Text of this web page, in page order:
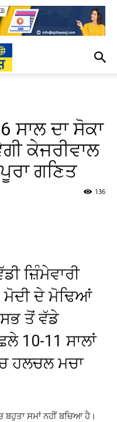
ਸਾਲ ਦਾ ਸੋਕਾ
ਕੇਜਰੀਵਾਲ
ਗਣਿਤ
136
ਜ਼ਿੰਮੇਵਾਰੀ
ਮੋਦੀ ਦੇ ਮੋਢਿਆਂ
ਸਭ ਤੋਂ ਵੱਡੇ
10-11 ਸਾਲਾਂ
ਹਲਚਲ ਮਚਾ
ਬਹੁਤਾ ਸਮਾਂ ਨਹੀਂ ਬਚਿਆ ਹੈ।